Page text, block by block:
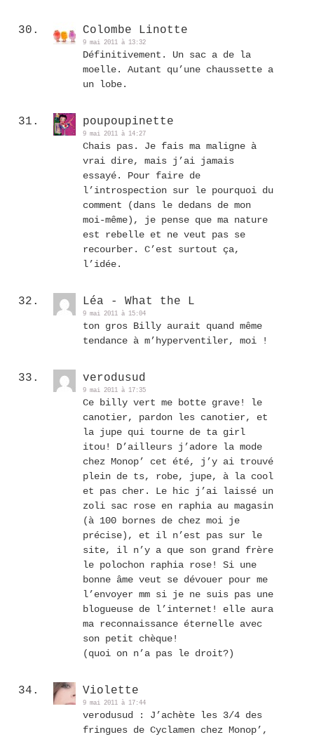
Colombe Linotte
9 mai 2011 à 13:32
Définitivement. Un sac a de la
moelle. Autant qu’une chaussette a
un lobe.
poupoupinette
9 mai 2011 à 14:27
Chais pas. Je fais ma maligne à
vrai dire, mais j’ai jamais
essayé. Pour faire de
l’introspection sur le pourquoi du
comment (dans le dedans de mon
moi-même), je pense que ma nature
est rebelle et ne veut pas se
recourber. C’est surtout ça,
l’idée.
Léa - What the L
9 mai 2011 à 15:04
ton gros Billy aurait quand même
tendance à m’hyperventiler, moi !
verodusud
9 mai 2011 à 17:35
Ce billy vert me botte grave! le
canotier, pardon les canotier, et
la jupe qui tourne de ta girl
itou! D’ailleurs j’adore la mode
chez Monop’ cet été, j’y ai trouvé
plein de ts, robe, jupe, à la cool
et pas cher. Le hic j’ai laissé un
zoli sac rose en raphia au magasin
(à 100 bornes de chez moi je
précise), et il n’est pas sur le
site, il n’y a que son grand frère
le polochon raphia rose! Si une
bonne âme veut se dévouer pour me
l’envoyer mm si je ne suis pas une
blogueuse de l’internet! elle aura
ma reconnaissance éternelle avec
son petit chèque!
(quoi on n’a pas le droit?)
Violette
9 mai 2011 à 17:44
verodusud : J’achète les 3/4 des
fringues de Cyclamen chez Monop’,